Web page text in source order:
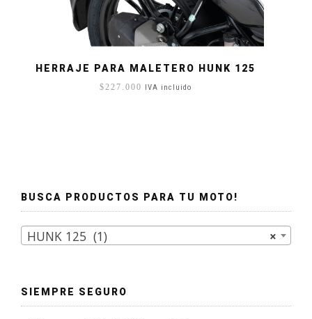
HERRAJE PARA MALETERO HUNK 125
$227.000 IVA incluido
BUSCA PRODUCTOS PARA TU MOTO!
×
HUNK 125 (1)
SIEMPRE SEGURO